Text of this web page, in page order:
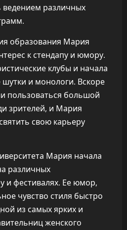
ведением различных
образования Мария
к стендапу и юмору.
клубы и начала
и монологи. Вскоре
пользоваться большой
зрителей, и Мария
свою карьеру
Мария начала
различных
и фестивалях. Ее юмор,
чувство стиля быстро
из самых ярких и
женского